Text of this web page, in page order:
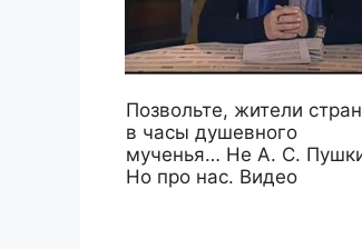
Позвольте, жители
в часы душевного
мученья… Не А. С.
Но про нас. Видео